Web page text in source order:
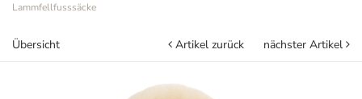
Lammfellfusssäcke
Übersicht Artikel zurück nächster Artikel